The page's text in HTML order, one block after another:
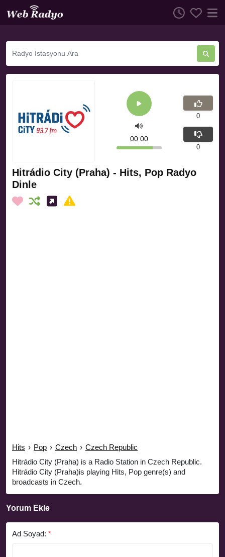
Hitrádio City (Praha) - Hits, Pop Radyo
Dinle
Hits › Pop › Czech › Czech Republic
Hitrádio City (Praha) is a Radio Station in Czech Republic.
Hitrádio City (Praha)is playing Hits, Pop genre(s) and
broadcasts in Czech.
00:00
0
0
Yorum Ekle
Ad Soyad: *